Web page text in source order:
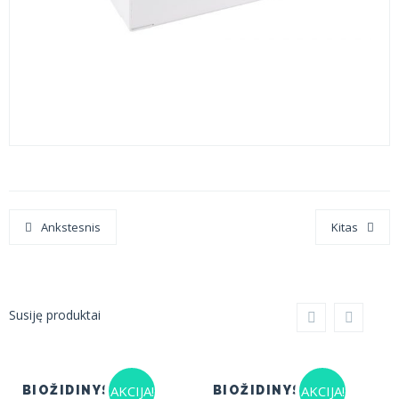
Ankstesnis Kitas
Susiję produktai
AKCIJA!
BIOŽIDINYS HOME AKCIJA!
BIOŽIDINYS HOME